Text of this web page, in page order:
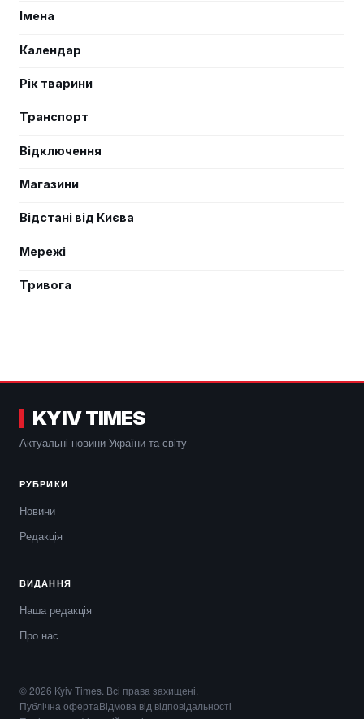
Імена
Календар
Рік тварини
Транспорт
Відключення
Магазини
Відстані від Києва
Мережі
Тривога
KYIV TIMES
Актуальні новини України та світу
РУБРИКИ
Новини
Редакція
ВИДАННЯ
Наша редакція
Про нас
© 2026 Kyiv Times. Всі права захищені.
Публічна офертаВідмова від відповідальності